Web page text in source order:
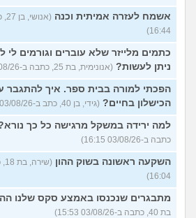
אשמח לעזרה אמיתית וכנה
16:44)
כתמים מלייזר שלא עוברים וגורמים לי
ניתן לעשות? (אנונימית, בת 25, כתבה ב-03/08/26 16:33)
הפכתי למורה בבית ספר. איך להתגבר
הכישלון בחיים? (גידי, בן 40, כתב ב-03/08/26 16:24)
למה ירידה במשקל מרגישה כל כך
כתבה ב-03/08/26 16:15)
השקעה ראשונה בשוק ההון
16:04)
מתבגרים שנכנסו באמצע סקס שלנו
בת 40, כתבה ב-03/08/26 15:53)